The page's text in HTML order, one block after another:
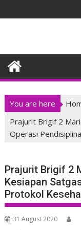
to
You are here
Prajurit Brigif 2
Operasi
Prajurit Brigif 2
Kesiapan
Protokol
31 August 2020